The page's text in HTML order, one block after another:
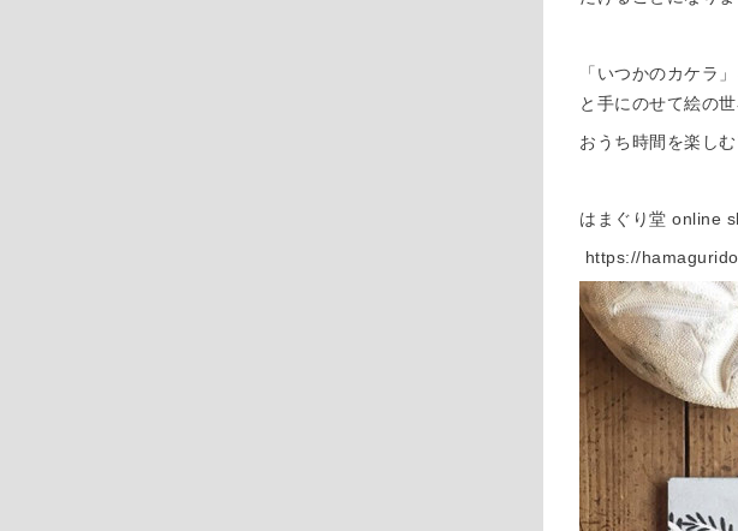
「いつかのカケラ
と手にのせて絵の
おうち時間を楽し
はまぐり堂 online
https://